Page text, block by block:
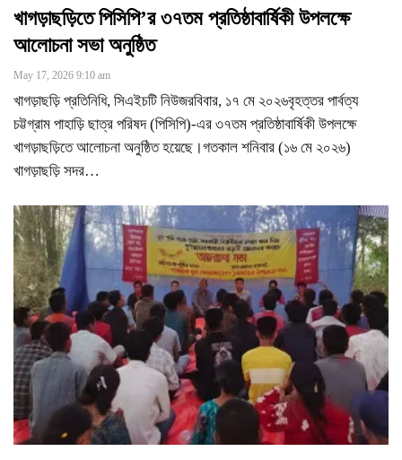
খাগড়াছড়িতে পিসিপি’র ৩৭তম প্রতিষ্ঠাবার্ষিকী উপলক্ষে
আলোচনা সভা অনুষ্ঠিত
May 17, 2026 9:10 am
খাগড়াছড়ি প্রতিনিধি, সিএইচটি নিউজরবিবার, ১৭ মে ২০২৬বৃহত্তর পার্বত্য
চট্টগ্রাম পাহাড়ি ছাত্র পরিষদ (পিসিপি)-এর ৩৭তম প্রতিষ্ঠাবার্ষিকী উপলক্ষে
খাগড়াছড়িতে আলোচনা অনুষ্ঠিত হয়েছে।গতকাল শনিবার (১৬ মে ২০২৬)
খাগড়াছড়ি সদর…